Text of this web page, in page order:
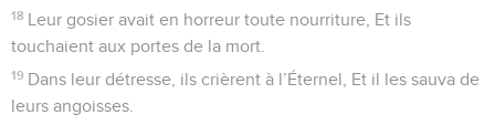
18 Leur gosier avait en horreur toute nourriture, Et ils
touchaient aux portes de la mort.
19 Dans leur détresse, ils crièrent à l’Éternel, Et il les sauva de
leurs angoisses.